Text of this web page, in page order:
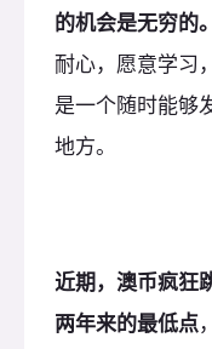
的机会是无穷的。
耐心，愿意学习
是一个随时能够
地方。
近期，澳币疯狂
两年来的最低点